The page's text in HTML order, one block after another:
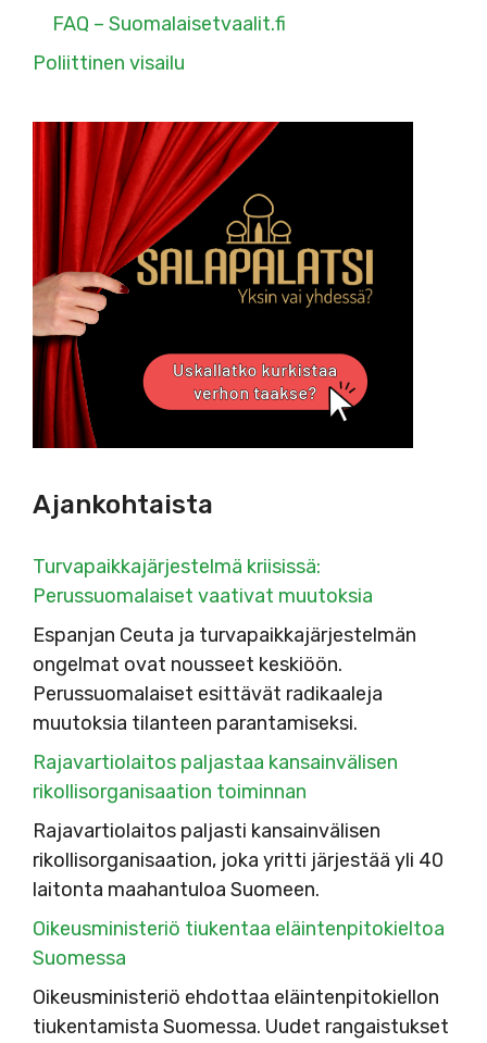
FAQ – Suomalaisetvaalit.fi
Poliittinen visailu
Ajankohtaista
Turvapaikkajärjestelmä kriisissä:
Perussuomalaiset vaativat muutoksia
Espanjan Ceuta ja turvapaikkajärjestelmän
ongelmat ovat nousseet keskiöön.
Perussuomalaiset esittävät radikaaleja
muutoksia tilanteen parantamiseksi.
Rajavartiolaitos paljastaa kansainvälisen
rikollisorganisaation toiminnan
Rajavartiolaitos paljasti kansainvälisen
rikollisorganisaation, joka yritti järjestää yli 40
laitonta maahantuloa Suomeen.
Oikeusministeriö tiukentaa eläintenpitokieltoa
Suomessa
Oikeusministeriö ehdottaa eläintenpitokiellon
tiukentamista Suomessa. Uudet rangaistukset